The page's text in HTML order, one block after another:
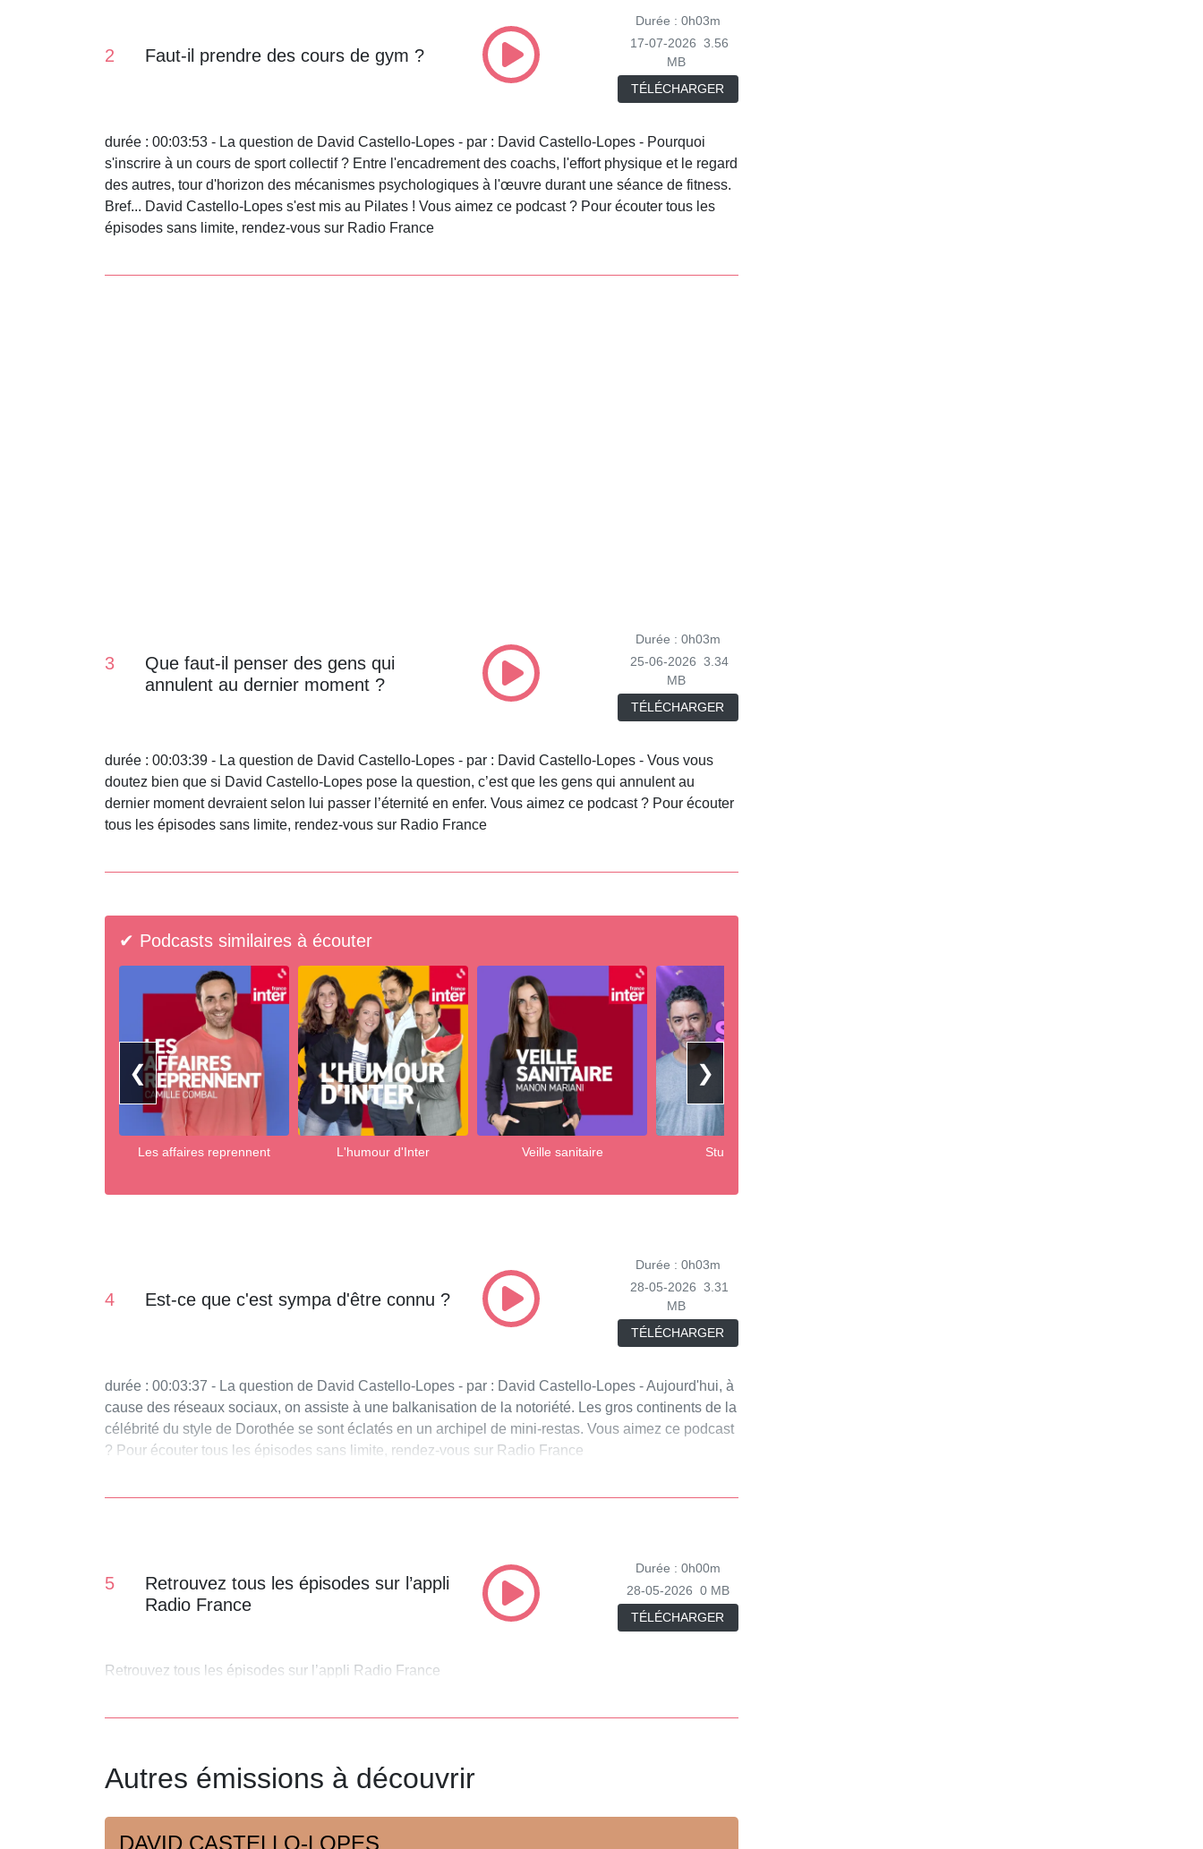
2 Faut-il prendre des cours de gym ?
Durée : 0h03m
17-07-2026 3.56
MB
TÉLÉCHARGER
durée : 00:03:53 - La question de David Castello-Lopes - par : David Castello-Lopes - Pourquoi
s'inscrire à un cours de sport collectif ? Entre l'encadrement des coachs, l'effort physique et le regard
des autres, tour d'horizon des mécanismes psychologiques à l'œuvre durant une séance de fitness.
Bref... David Castello-Lopes s'est mis au Pilates ! Vous aimez ce podcast ? Pour écouter tous les
épisodes sans limite, rendez-vous sur Radio France
3
Que faut-il penser des gens qui
annulent au dernier moment ?
Durée : 0h03m
25-06-2026 3.34
MB
TÉLÉCHARGER
durée : 00:03:39 - La question de David Castello-Lopes - par : David Castello-Lopes - Vous vous
doutez bien que si David Castello-Lopes pose la question, c’est que les gens qui annulent au
dernier moment devraient selon lui passer l’éternité en enfer. Vous aimez ce podcast ? Pour écouter
tous les épisodes sans limite, rendez-vous sur Radio France
✔ Podcasts similaires à écouter
❮
Les affaires reprennent L'humour d'Inter Veille sanitaire Studio Payet
❯
4 Est-ce que c'est sympa d'être connu ?
Durée : 0h03m
28-05-2026 3.31
MB
TÉLÉCHARGER
durée : 00:03:37 - La question de David Castello-Lopes - par : David Castello-Lopes - Aujourd'hui, à
cause des réseaux sociaux, on assiste à une balkanisation de la notoriété. Les gros continents de la
célébrité du style de Dorothée se sont éclatés en un archipel de mini-restas. Vous aimez ce podcast
? Pour écouter tous les épisodes sans limite, rendez-vous sur Radio France
5
Retrouvez tous les épisodes sur l’appli
Radio France
Durée : 0h00m
28-05-2026 0 MB
TÉLÉCHARGER
Retrouvez tous les épisodes sur l’appli Radio France
Autres émissions à découvrir
DAVID CASTELLO-LOPES